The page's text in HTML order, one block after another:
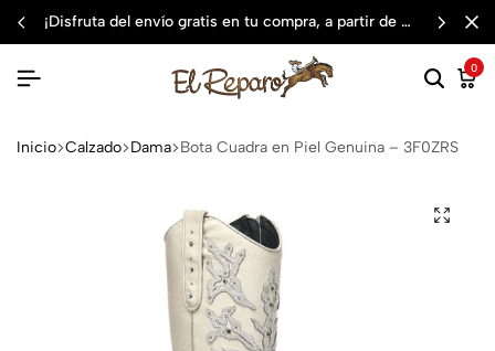
¡disfruta del envío gratis en tu compra, a partir de $3,000 mxn
0
Inicio Calzado Dama Bota Cuadra en Piel Genuina – 3F0ZRS